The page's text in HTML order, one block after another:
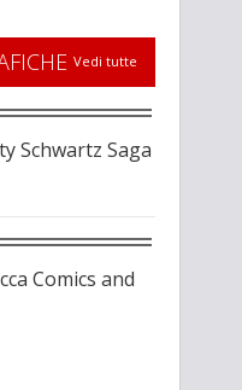
Vedi tutte
Schwartz Saga
Comics and